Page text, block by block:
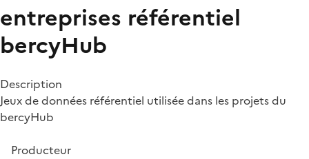
entreprises référentiel
bercyHub
Description
Jeux de données référentiel utilisée dans les projets du
bercyHub
Producteur